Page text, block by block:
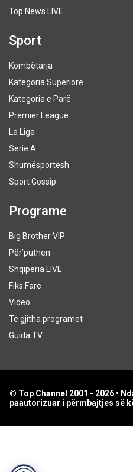
Top News LIVE
Sport
Kombëtarja
Kategoria Superiore
Kategoria e Parë
Premier League
La Liga
Serie A
Shumësportësh
Sport Gossip
Programe
Big Brother VIP
Për’puthen
Shqipëria LIVE
Fiks Fare
Video
Të gjitha programet
Guida TV
© Top Channel 2001 - 2026 •
paautorizuar i përmbajtjes së